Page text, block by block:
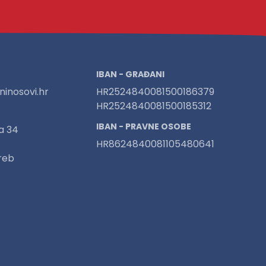
34
IBAN - GRAĐANI
HR2524840081500186379
HR2524840081500185312
IBAN - PRAVNE OSOBE
HR8624840081105480641